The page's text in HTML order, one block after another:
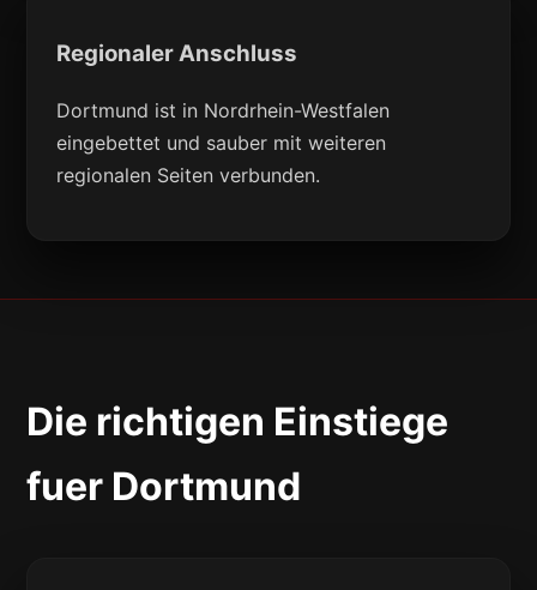
Regionaler Anschluss
Dortmund ist in Nordrhein-Westfalen
eingebettet und sauber mit weiteren
regionalen Seiten verbunden.
Die richtigen Einstiege
fuer Dortmund